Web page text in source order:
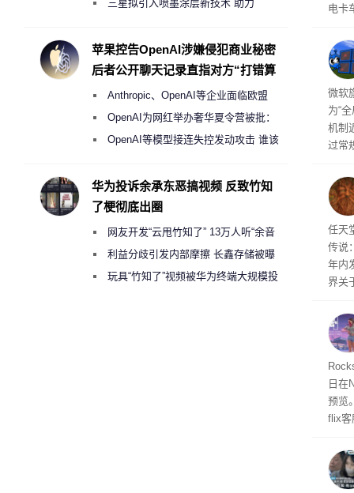
电卡
称
需求
商
微软
为“
机制
过常
正
工具
并
任
任天
传说
年内
界关
日在
预览
flix客
偷偷共享带宽的违规行为
三星拟引入喷墨涂层新技术 助力
度
苹果控告OpenAI涉嫌侵犯商业秘密
后者公开聊天记录直指对方“打错算
Anthropic、OpenAI等企业面临欧盟
《人工智能法案》全新执法权限审查
OpenAI为网红举办奢华夏令营被批：
2000美元一晚 遭讽“反乌托邦”
OpenAI等模型接连失控发动攻击 谁该
华为投诉余承东恶搞视频 反致竹知
了梗彻底出圈
网友开发“云甩竹知了” 13万人听“余音
绕梁”利益分歧引发内部摩擦 长鑫存储被曝
曾将华为驻场工程师驱逐出研发基地
玩具“竹知了”视频被华为终端大规模投